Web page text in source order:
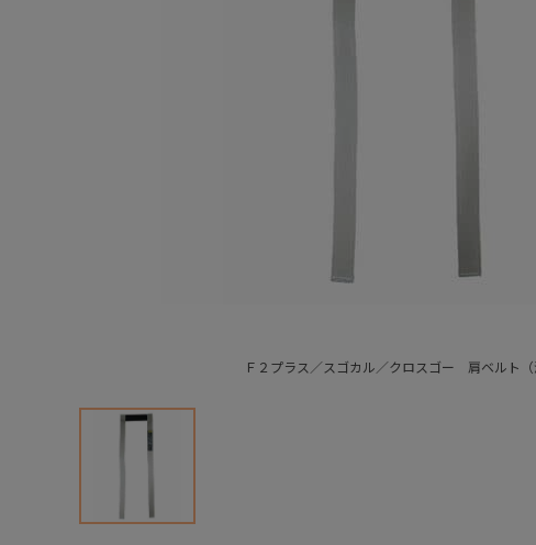
Ｆ２プラス／スゴカル／クロスゴー 肩ベルト（